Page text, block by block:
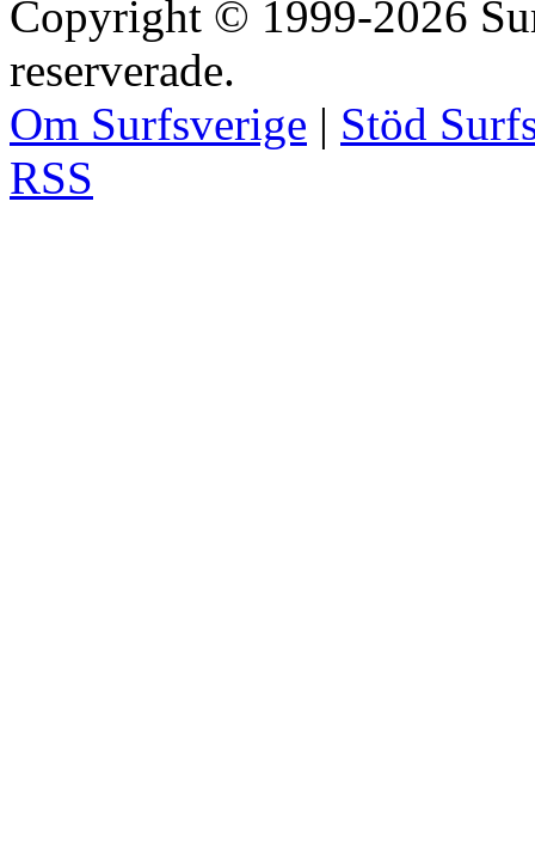
Copyright © 1999-2026
reserverade.
Om Surfsverige | Stöd
RSS